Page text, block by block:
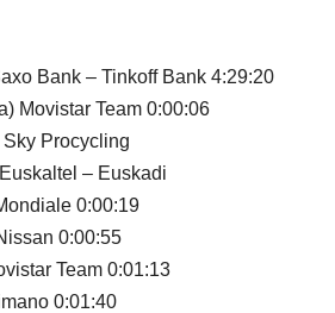
Bank – Tinkoff Bank 4:29:20
Movistar Team 0:00:06
Procycling
– Euskadi
0:00:19
0:00:55
Team 0:01:13
0:01:40